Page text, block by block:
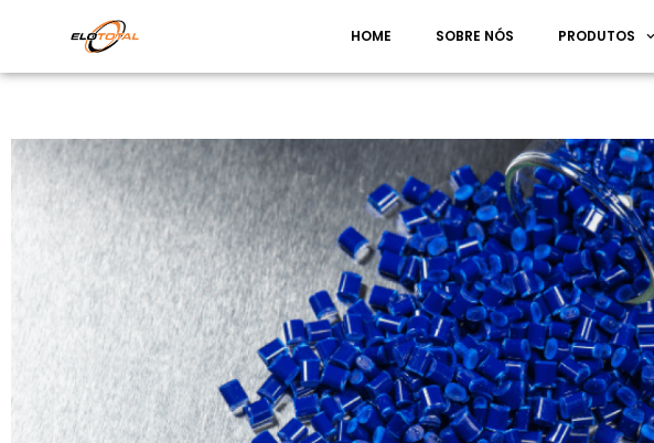
HOME SOBRE NÓS PRODUTOS